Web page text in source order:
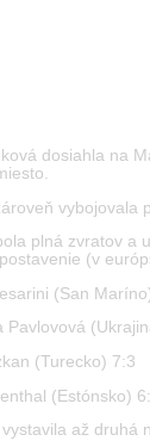
dosiahla na
vybojovala
plná zvratov a
(v
(San
Pavlovová
(Turecko) 7:3
(Estónsko)
až druhá